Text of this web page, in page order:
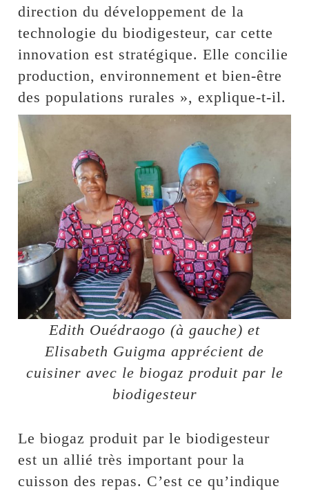
direction du développement de la
technologie du biodigesteur, car cette
innovation est stratégique. Elle concilie
production, environnement et bien-être
des populations rurales », explique-t-il.
Edith Ouédraogo (à gauche) et
Elisabeth Guigma apprécient de
cuisiner avec le biogaz produit par le
biodigesteur
Le biogaz produit par le biodigesteur
est un allié très important pour la
cuisson des repas. C’est ce qu’indique